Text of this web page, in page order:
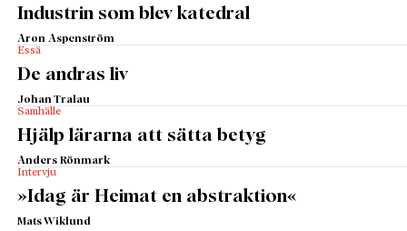
Industrin som blev katedral
Aron Aspenström
Essä
De andras liv
Johan Tralau
Samhälle
Hjälp lärarna att sätta betyg
Anders Rönmark
Intervju
»Idag är Heimat en abstraktion«
Mats Wiklund